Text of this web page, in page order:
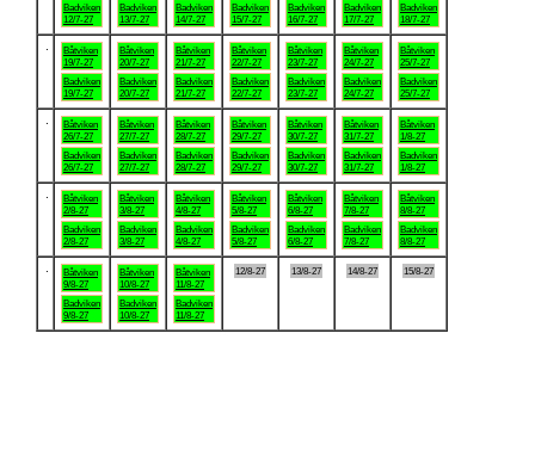
Badviken
12/7-27
Badviken
13/7-27
Badviken
14/7-27
Badviken
15/7-27
Badviken
16/7-27
Badviken
17/7-27
Badviken
18/7-27
Båtviken
19/7-27
Badviken
19/7-27
Båtviken
20/7-27
Badviken
20/7-27
Båtviken
21/7-27
Badviken
21/7-27
Båtviken
22/7-27
Badviken
22/7-27
Båtviken
23/7-27
Badviken
23/7-27
Båtviken
24/7-27
Badviken
24/7-27
Båtviken
25/7-27
Badviken
25/7-27
Båtviken
26/7-27
Badviken
26/7-27
Båtviken
27/7-27
Badviken
27/7-27
Båtviken
28/7-27
Badviken
28/7-27
Båtviken
29/7-27
Badviken
29/7-27
Båtviken
30/7-27
Badviken
30/7-27
Båtviken
31/7-27
Badviken
31/7-27
Båtviken
1/8-27
Badviken
1/8-27
Båtviken
2/8-27
Badviken
2/8-27
Båtviken
3/8-27
Badviken
3/8-27
Båtviken
4/8-27
Badviken
4/8-27
Båtviken
5/8-27
Badviken
5/8-27
Båtviken
6/8-27
Badviken
6/8-27
Båtviken
7/8-27
Badviken
7/8-27
Båtviken
8/8-27
Badviken
8/8-27
Båtviken
9/8-27
Badviken
9/8-27
Båtviken
10/8-27
Badviken
10/8-27
Båtviken
11/8-27
Badviken
11/8-27
12/8-27 13/8-27 14/8-27 15/8-27